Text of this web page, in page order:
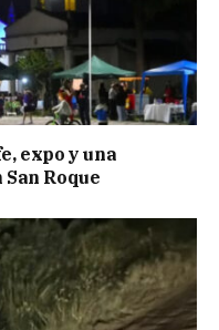
expo y una
Roque